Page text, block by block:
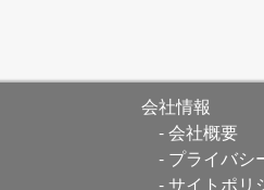
会社情報
会社概要
プライバシ
サイトポリ